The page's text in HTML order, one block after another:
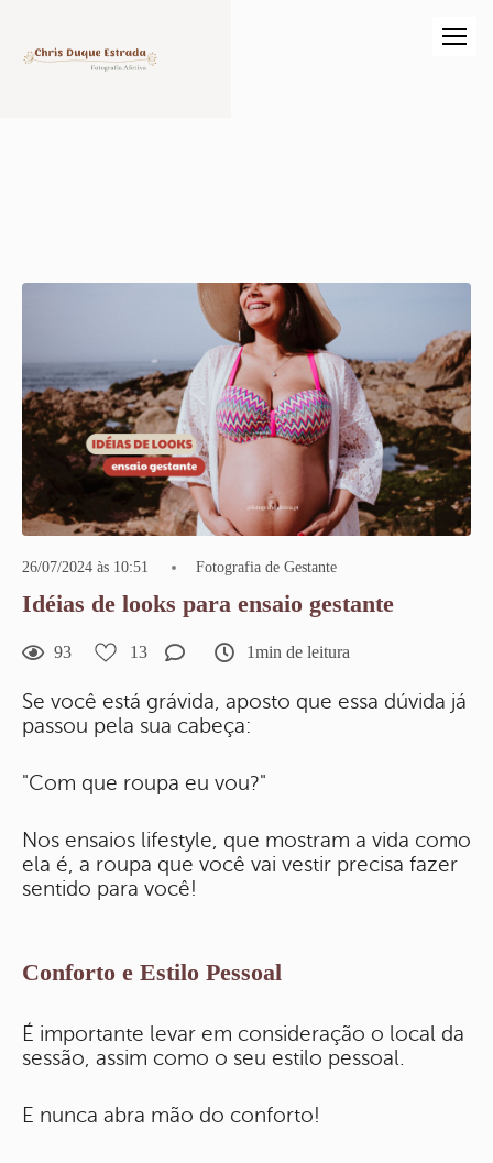
26/07/2024 às 10:51 Fotografia de Gestante
Idéias de looks para ensaio gestante
93 13 1min de leitura
Se você está grávida, aposto que essa dúvida já
passou pela sua cabeça:
"Com que roupa eu vou?"
Nos ensaios lifestyle, que mostram a vida como
ela é, a roupa que você vai vestir precisa fazer
sentido para você!
Conforto e Estilo Pessoal
É importante levar em consideração o local da
sessão, assim como o seu estilo pessoal.
E nunca abra mão do conforto!